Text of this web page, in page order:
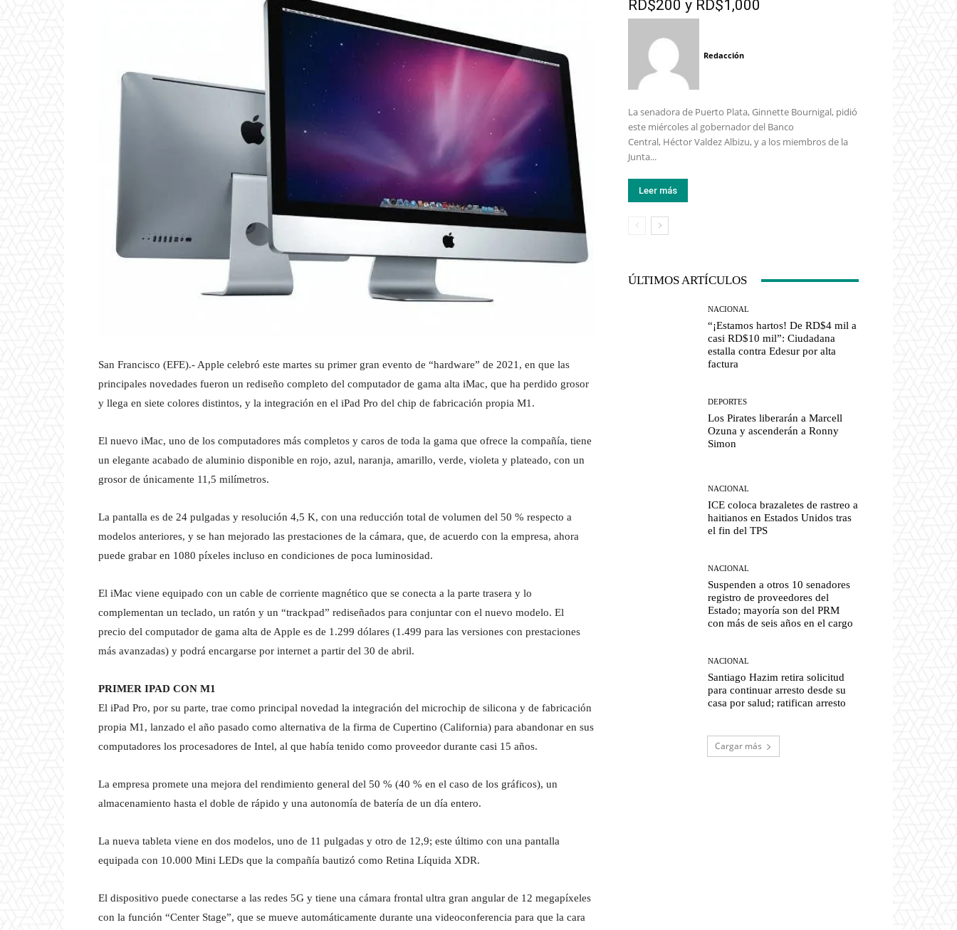
San Francisco (EFE).- Apple celebró este martes su primer gran evento de “hardware” de 2021, en que las
principales novedades fueron un rediseño completo del computador de gama alta iMac, que ha perdido grosor
y llega en siete colores distintos, y la integración en el iPad Pro del chip de fabricación propia M1.
El nuevo iMac, uno de los computadores más completos y caros de toda la gama que ofrece la compañía, tiene
un elegante acabado de aluminio disponible en rojo, azul, naranja, amarillo, verde, violeta y plateado, con un
grosor de únicamente 11,5 milímetros.
La pantalla es de 24 pulgadas y resolución 4,5 K, con una reducción total de volumen del 50 % respecto a
modelos anteriores, y se han mejorado las prestaciones de la cámara, que, de acuerdo con la empresa, ahora
puede grabar en 1080 píxeles incluso en condiciones de poca luminosidad.
El iMac viene equipado con un cable de corriente magnético que se conecta a la parte trasera y lo
complementan un teclado, un ratón y un “trackpad” rediseñados para conjuntar con el nuevo modelo. El
precio del computador de gama alta de Apple es de 1.299 dólares (1.499 para las versiones con prestaciones
más avanzadas) y podrá encargarse por internet a partir del 30 de abril.
PRIMER IPAD CON M1
El iPad Pro, por su parte, trae como principal novedad la integración del microchip de silicona y de fabricación
propia M1, lanzado el año pasado como alternativa de la firma de Cupertino (California) para abandonar en sus
computadores los procesadores de Intel, al que había tenido como proveedor durante casi 15 años.
La empresa promete una mejora del rendimiento general del 50 % (40 % en el caso de los gráficos), un
almacenamiento hasta el doble de rápido y una autonomía de batería de un día entero.
La nueva tableta viene en dos modelos, uno de 11 pulgadas y otro de 12,9; este último con una pantalla
equipada con 10.000 Mini LEDs que la compañía bautizó como Retina Líquida XDR.
El dispositivo puede conectarse a las redes 5G y tiene una cámara frontal ultra gran angular de 12 megapíxeles
con la función “Center Stage”, que se mueve automáticamente durante una videoconferencia para que la cara
RD$200 y RD$1,000
Redacción
La senadora de Puerto Plata, Ginnette Bournigal, pidió
este miércoles al gobernador del Banco
Central, Héctor Valdez Albizu, y a los miembros de la
Junta...
Leer más
ÚLTIMOS ARTÍCULOS
NACIONAL
“¡Estamos hartos! De RD$4 mil a
casi RD$10 mil”: Ciudadana
estalla contra Edesur por alta
factura
DEPORTES
Los Pirates liberarán a Marcell
Ozuna y ascenderán a Ronny
Simon
NACIONAL
ICE coloca brazaletes de rastreo a
haitianos en Estados Unidos tras
el fin del TPS
NACIONAL
Suspenden a otros 10 senadores
registro de proveedores del
Estado; mayoría son del PRM
con más de seis años en el cargo
NACIONAL
Santiago Hazim retira solicitud
para continuar arresto desde su
casa por salud; ratifican arresto
Cargar más